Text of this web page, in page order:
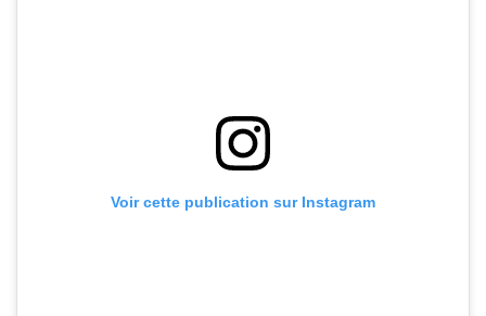
Voir cette publication sur Instagram